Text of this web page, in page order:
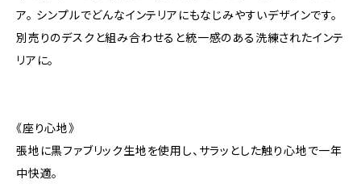
ア。 シンプルでどんなインテリアにもなじみやすいデザインです。
別売りのデスクと組み合わせると統一感のある洗練されたインテ
リアに。
《座り心地》
張地に黒ファブリック生地を使用し、サラッとした触り心地で一年
中快適。